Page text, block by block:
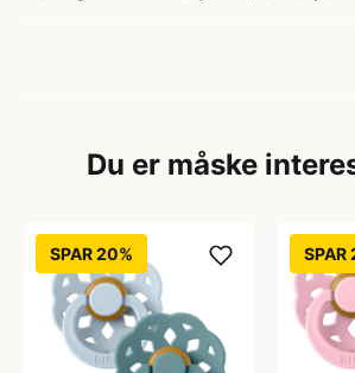
Du er måske
SPAR 20% SPAR